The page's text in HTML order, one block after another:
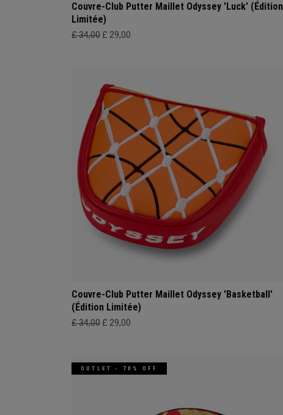
Couvre-Club Putter Maillet Odyssey 'Luck' (Édition
Limitée)
£ 34,00 £ 29,00
Couvre-Club Putter Maillet Odyssey 'Basketball'
(Édition Limitée)
£ 34,00 £ 29,00
OUTLET - 70% OFF